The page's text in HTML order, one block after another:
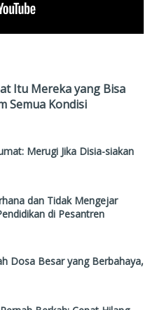
Itu Mereka yang Bisa
Semua Kondisi
Merugi Jika Disia-siakan
dan Tidak Mengejar
di Pesantren
Dosa Besar yang Berbahaya,